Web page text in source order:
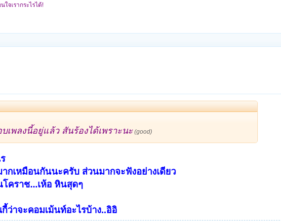
ใจเรากระไรได้!
เพลงนี้อยู่แล้ว สันร้องได้เพราะนะ (good)
กเหมือนกันนะครับ ส่วนมากจะฟังอย่างเดียว
โคราช...เห้อ หินสุดๆ
ว่าจะคอมเม้นท์อะไรบ้าง..อิอิ